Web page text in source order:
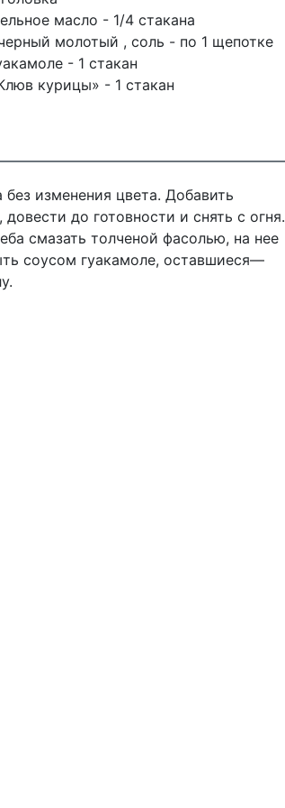
масло - 1/4 стакана
молотый , соль - по 1 щепотке
- 1 стакан
курицы» - 1 стакан
изменения цвета. Добавить
до готовности и снять с огня.
смазать толченой фасолью, на нее
соусом гуакамоле, оставшиеся—